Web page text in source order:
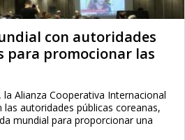
con autoridades
para promocionar las
la Alianza Cooperativa Internacional
autoridades públicas coreanas,
mundial para proporcionar una